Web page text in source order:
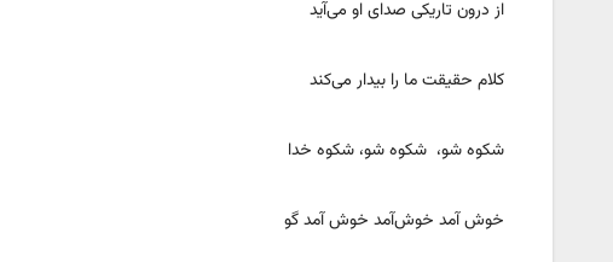
از درون تاریکی صدای او می‌آید
کلام حقیقت ما را بیدار می‌کند
شکوه شو، شکوه شو، شکوه خدا
خوش آمد خوش‌آمد خوش آمد گو